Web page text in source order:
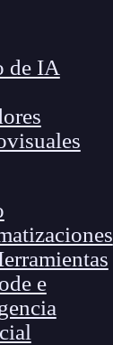
de IA
e